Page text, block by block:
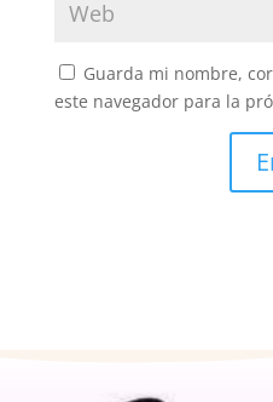
Guarda mi nombre,
este navegador para la